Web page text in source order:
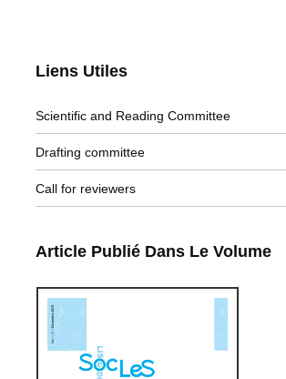
Liens Utiles
Scientific and Reading Committee
Drafting committee
Call for reviewers
Article Publié Dans Le Volume